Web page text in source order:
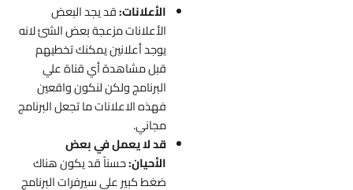
الأعلانات:قد يجد البعض
الأعلانات مزعجة بعض الشئ لانه
يوجد أعلانين يمكنك تخطيهم
قبل مشاهدة أي قناة علي
البرنامج ولكن لنكون واقعين
فهذه الاعلانات ما تجعل البرنامج
مجاني.
قد لا يعمل في بعض
الأحيان:حسناً قد يكون هناك
ضغط كبير علي سيرفرات البرنامج